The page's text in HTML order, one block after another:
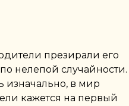
презирали его
нелепой случайности.
изначально, в мир
кажется на первый